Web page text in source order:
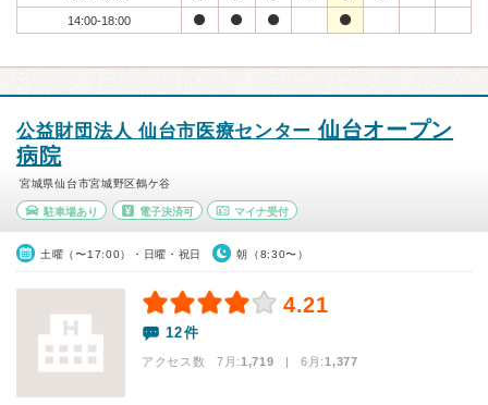
14:00-18:00
公益財団法人 仙台市医療センター仙台オープン
病院
宮城県仙台市宮城野区鶴ケ谷
駐車場あり 電子決済可 マイナ受付
土曜（〜17:00）・日曜・祝日 朝（8:30〜）
4.21
12件
アクセス数 7月:1,719 | 6月:1,377